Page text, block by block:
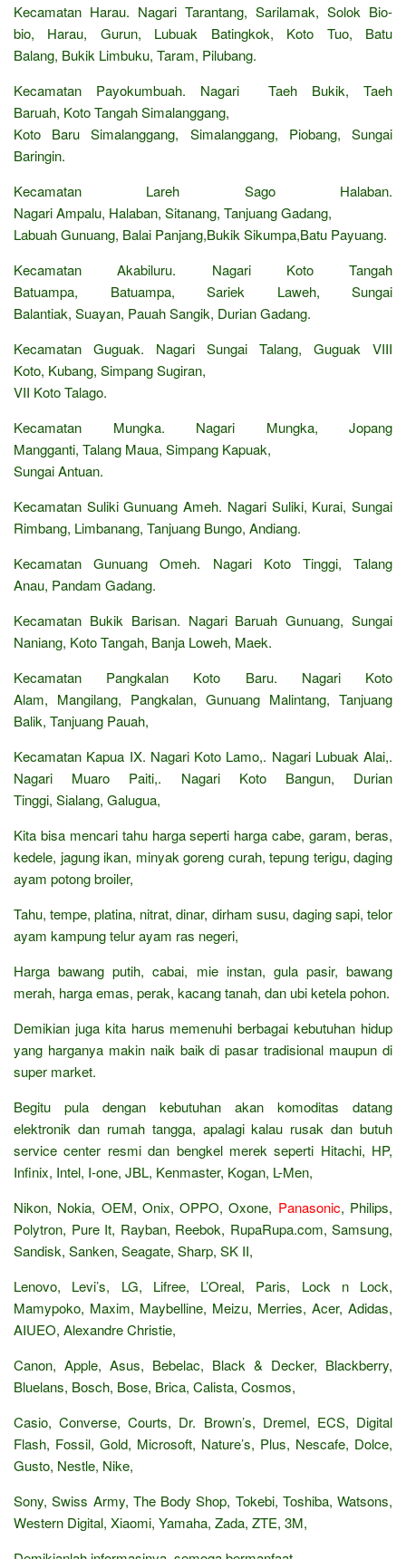
Kecamatan Harau. Nagari Tarantang, Sarilamak, Solok Bio-
bio, Harau, Gurun, Lubuak Batingkok, Koto Tuo, Batu
Balang, Bukik Limbuku, Taram, Pilubang.
Kecamatan Payokumbuah. Nagari Taeh Bukik, Taeh
Baruah, Koto Tangah Simalanggang,
Koto Baru Simalanggang, Simalanggang, Piobang, Sungai
Baringin.
Kecamatan Lareh Sago Halaban.
Nagari Ampalu, Halaban, Sitanang, Tanjuang Gadang,
Labuah Gunuang, Balai Panjang,Bukik Sikumpa,Batu Payuang.
Kecamatan Akabiluru. Nagari Koto Tangah
Batuampa, Batuampa, Sariek Laweh, Sungai
Balantiak, Suayan, Pauah Sangik, Durian Gadang.
Kecamatan Guguak. Nagari Sungai Talang, Guguak VIII
Koto, Kubang, Simpang Sugiran,
VII Koto Talago.
Kecamatan Mungka. Nagari Mungka, Jopang
Mangganti, Talang Maua, Simpang Kapuak,
Sungai Antuan.
Kecamatan Suliki Gunuang Ameh. Nagari Suliki, Kurai, Sungai
Rimbang, Limbanang, Tanjuang Bungo, Andiang.
Kecamatan Gunuang Omeh. Nagari Koto Tinggi, Talang
Anau, Pandam Gadang.
Kecamatan Bukik Barisan. Nagari Baruah Gunuang, Sungai
Naniang, Koto Tangah, Banja Loweh, Maek.
Kecamatan Pangkalan Koto Baru. Nagari Koto
Alam, Mangilang, Pangkalan, Gunuang Malintang, Tanjuang
Balik, Tanjuang Pauah,
Kecamatan Kapua IX. Nagari Koto Lamo,. Nagari Lubuak Alai,.
Nagari Muaro Paiti,. Nagari Koto Bangun, Durian
Tinggi, Sialang, Galugua,
Kita bisa mencari tahu harga seperti harga cabe, garam, beras,
kedele, jagung ikan, minyak goreng curah, tepung terigu, daging
ayam potong broiler,
Tahu, tempe, platina, nitrat, dinar, dirham susu, daging sapi, telor
ayam kampung telur ayam ras negeri,
Harga bawang putih, cabai, mie instan, gula pasir, bawang
merah, harga emas, perak, kacang tanah, dan ubi ketela pohon.
Demikian juga kita harus memenuhi berbagai kebutuhan hidup
yang harganya makin naik baik di pasar tradisional maupun di
super market.
Begitu pula dengan kebutuhan akan komoditas datang
elektronik dan rumah tangga, apalagi kalau rusak dan butuh
service center resmi dan bengkel merek seperti Hitachi, HP,
Infinix, Intel, I-one, JBL, Kenmaster, Kogan, L-Men,
Nikon, Nokia, OEM, Onix, OPPO, Oxone, Panasonic, Philips,
Polytron, Pure It, Rayban, Reebok, RupaRupa.com, Samsung,
Sandisk, Sanken, Seagate, Sharp, SK II,
Lenovo, Levi’s, LG, Lifree, L’Oreal, Paris, Lock n Lock,
Mamypoko, Maxim, Maybelline, Meizu, Merries, Acer, Adidas,
AIUEO, Alexandre Christie,
Canon, Apple, Asus, Bebelac, Black & Decker, Blackberry,
Bluelans, Bosch, Bose, Brica, Calista, Cosmos,
Casio, Converse, Courts, Dr. Brown’s, Dremel, ECS, Digital
Flash, Fossil, Gold, Microsoft, Nature’s, Plus, Nescafe, Dolce,
Gusto, Nestle, Nike,
Sony, Swiss Army, The Body Shop, Tokebi, Toshiba, Watsons,
Western Digital, Xiaomi, Yamaha, Zada, ZTE, 3M,